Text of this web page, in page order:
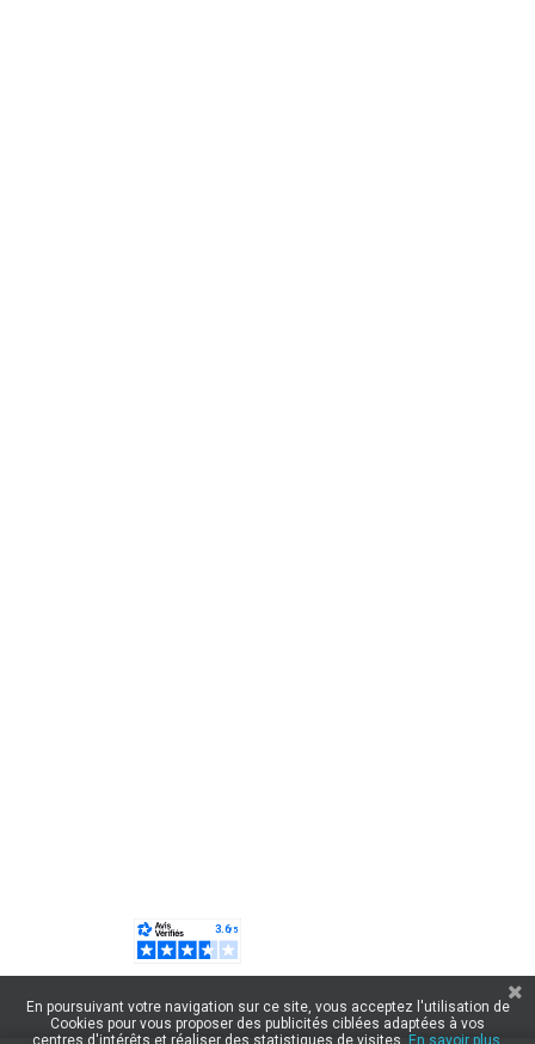
En poursuivant votre navigation sur ce site, vous acceptez l'utilisation de
Cookies pour vous proposer des publicités ciblées adaptées à vos
centres d'intérêts et réaliser des statistiques de visites.
En savoir plus.